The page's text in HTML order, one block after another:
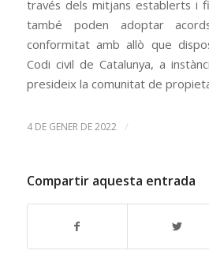
través dels mitjans establerts i
també poden adoptar
conformitat amb allò que
Codi civil de Catalunya, a
presideix la comunitat de
4 DE GENER DE 2022 /
Compartir aquesta entrada